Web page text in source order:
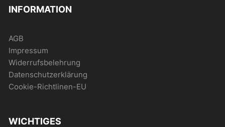
INFORMATION
AGB
Impressum
Widerrufsbelehrung
Datenschutzerklärung
Cookie-Richtlinen-EU
WICHTIGES